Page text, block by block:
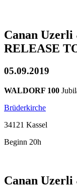
Canan
RELEASE
05.09.2019
WALDORF 100
Brüderkirche
34121 Kassel
Beginn 20h
Canan Uzerli